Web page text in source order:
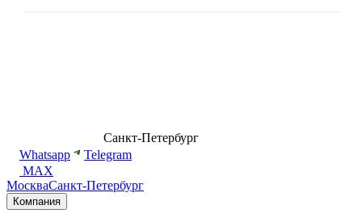
Санкт-Петербург
Whatsapp
Telegram
MAX
МоскваСанкт-Петербург
Компания